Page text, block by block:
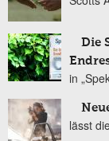
Die
in
lässt